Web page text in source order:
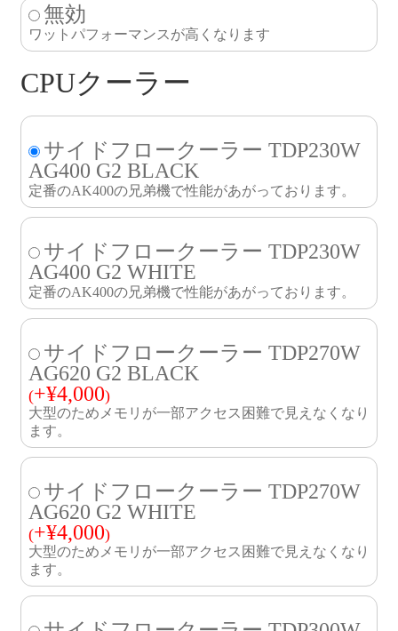
無効
ワットパフォーマンスが高くなります
CPUクーラー
サイドフロークーラー TDP230W
AG400 G2 BLACK
定番のAK400の兄弟機で性能があがっております。
サイドフロークーラー TDP230W
AG400 G2 WHITE
定番のAK400の兄弟機で性能があがっております。
サイドフロークーラー TDP270W
AG620 G2 BLACK
(+¥4,000)
大型のためメモリが一部アクセス困難で見えなくなり
ます。
サイドフロークーラー TDP270W
AG620 G2 WHITE
(+¥4,000)
大型のためメモリが一部アクセス困難で見えなくなり
ます。